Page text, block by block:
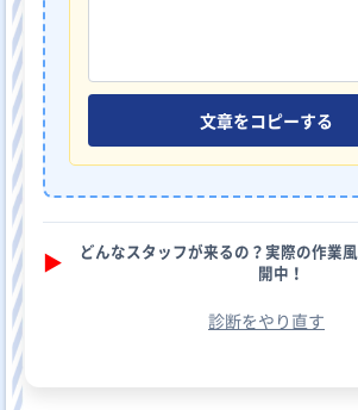
文章をコピーする
▶︎
どんなスタッフが来るの？実際の作業
開中！
診断をやり直す